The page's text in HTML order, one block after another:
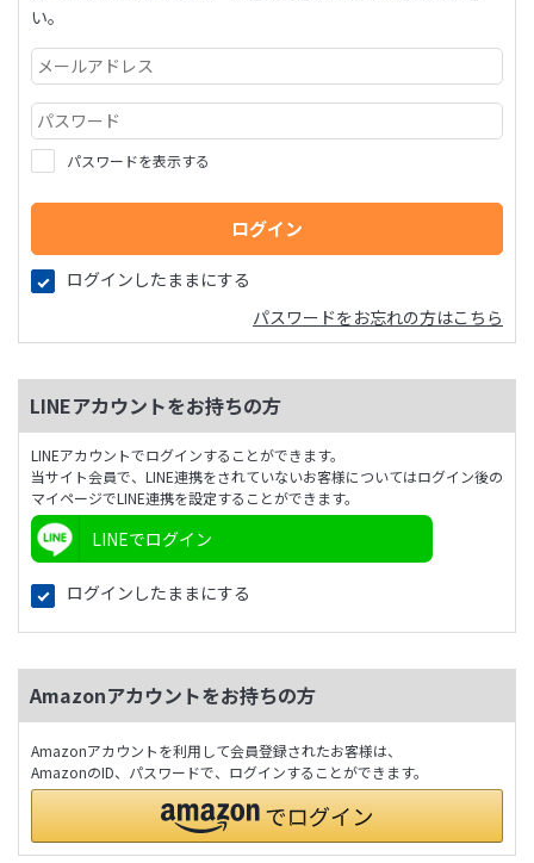
い。
パスワードを表示する
ログインしたままにする
パスワードをお忘れの方はこちら
LINEアカウントをお持ちの方
LINEアカウントでログインすることができます。
当サイト会員で、LINE連携をされていないお客様についてはログイン後の
マイページでLINE連携を設定することができます。
LINEでログイン
ログインしたままにする
Amazonアカウントをお持ちの方
Amazonアカウントを利用して会員登録されたお客様は、
AmazonのID、パスワードで、ログインすることができます。